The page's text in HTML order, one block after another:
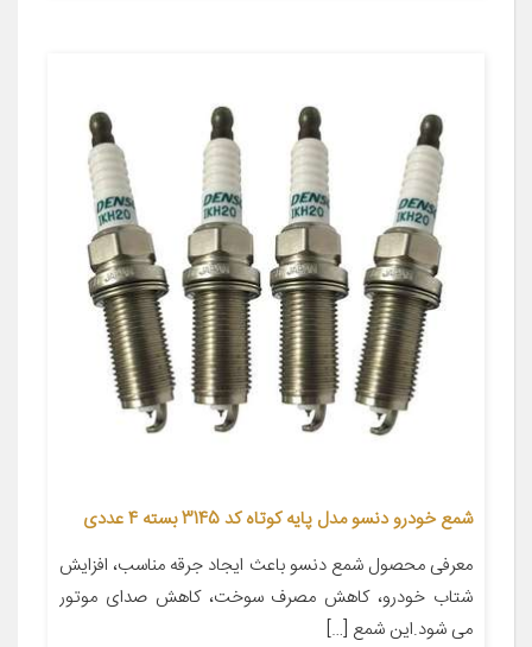
شمع خودرو دنسو مدل پایه کوتاه کد 3145 بسته 4 عددی
معرفی محصول شمع دنسو باعث ایجاد جرقه مناسب، افزایش
شتاب خودرو، کاهش مصرف سوخت، کاهش صدای موتور
می شود.این شمع […]